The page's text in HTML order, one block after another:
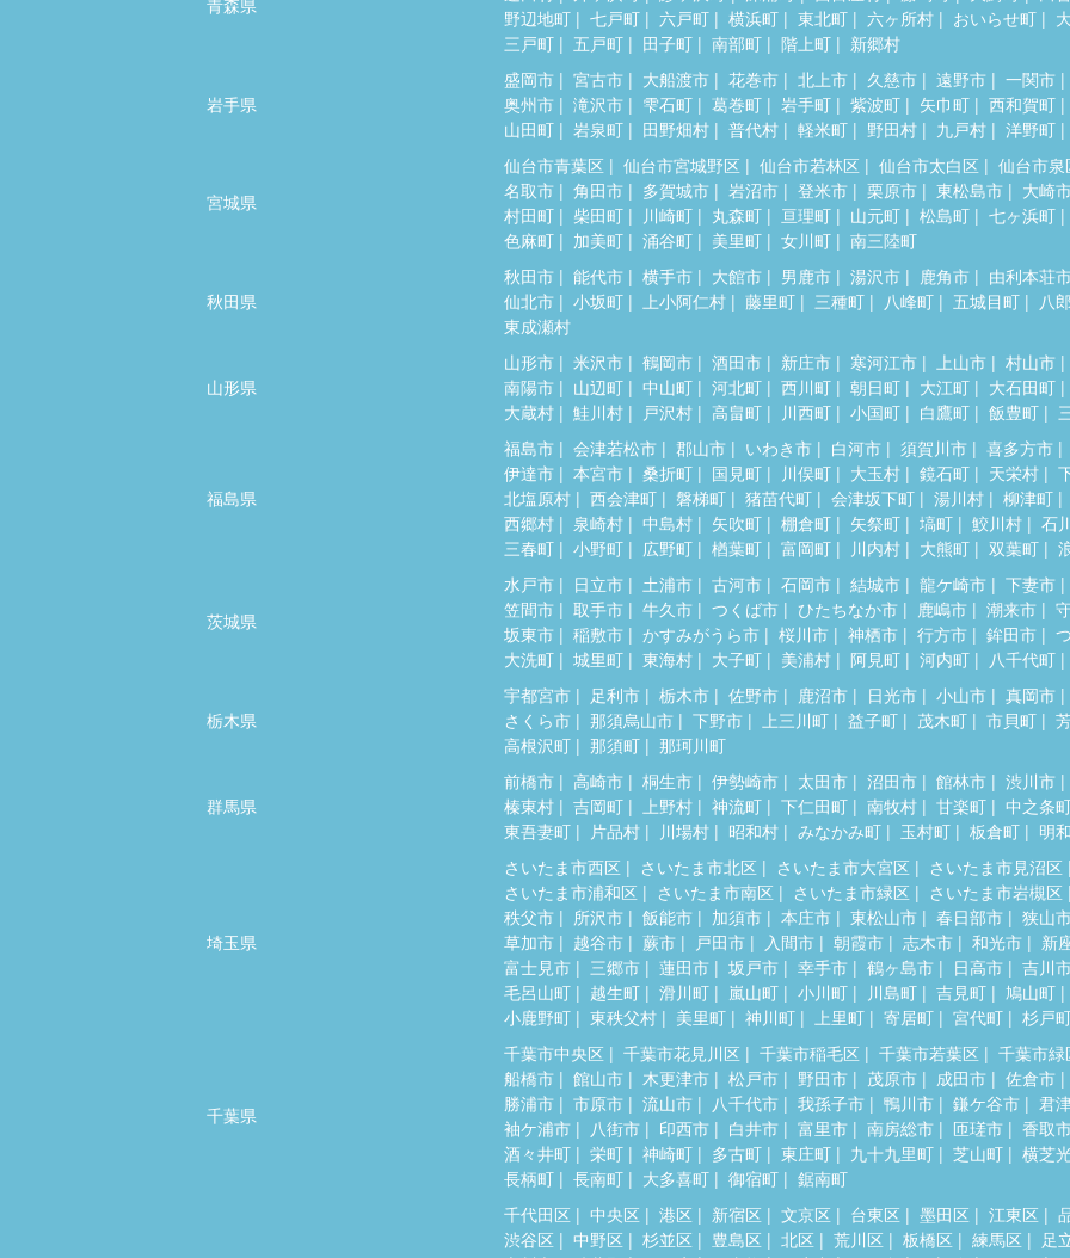
青森県
野辺地町
七戸町 六戸町 横浜町 東北町 六ヶ所村 おいらせ町
三戸町
五戸町 田子町 南部町 階上町 新郷村
岩手県
盛岡市 宮古市 大船渡市 花巻市 北上市 久慈市 遠野市
一関市
奥州市
滝沢市 雫石町 葛巻町 岩手町 紫波町 矢巾町
西和賀町
山田町
岩泉町 田野畑村 普代村 軽米町 野田村 九戸村 洋野町
宮城県
仙台市青葉区 仙台市宮城野区 仙台市若林区 仙台市太白区
仙台市泉
名取市
角田市 多賀城市 岩沼市 登米市 栗原市 東松島市
大崎
村田町
柴田町 川崎町 丸森町 亘理町 山元町 松島町
七ヶ浜町
色麻町
加美町 涌谷町 美里町 女川町 南三陸町
秋田県
秋田市 能代市 横手市 大館市 男鹿市 湯沢市 鹿角市
由利本荘
仙北市
小坂町 上小阿仁村 藤里町 三種町 八峰町 五城目町
八
東成瀬村
山形県
山形市 米沢市 鶴岡市 酒田市 新庄市 寒河江市 上山市
村山市
南陽市
山辺町 中山町 河北町 西川町 朝日町 大江町
大石田町
大蔵村
鮭川村 戸沢村 高畠町 川西町 小国町 白鷹町 飯豊町
福島県
福島市 会津若松市 郡山市 いわき市 白河市 須賀川市
喜多方市
伊達市
本宮市 桑折町 国見町 川俣町 大玉村 鏡石町 天栄村
北塩原村
西会津町 磐梯町 猪苗代町 会津坂下町 湯川村
柳津町
西郷村
泉崎村 中島村 矢吹町 棚倉町 矢祭町 塙町 鮫川村
石
三春町
小野町 広野町 楢葉町 富岡町 川内村 大熊町 双葉町
茨城県
水戸市 日立市 土浦市 古河市 石岡市 結城市 龍ケ崎市
下妻市
笠間市
取手市 牛久市 つくば市 ひたちなか市 鹿嶋市 潮来市
坂東市
稲敷市 かすみがうら市 桜川市 神栖市 行方市 鉾田市
大洗町
城里町 東海村 大子町 美浦村 阿見町 河内町 八千代町
栃木県
宇都宮市 足利市 栃木市 佐野市 鹿沼市 日光市 小山市
真岡市
さくら市
那須烏山市 下野市 上三川町 益子町 茂木町 市貝町
高根沢町
那須町 那珂川町
群馬県
前橋市 高崎市 桐生市 伊勢崎市 太田市 沼田市 館林市
渋川市
榛東村
吉岡町 上野村 神流町 下仁田町 南牧村 甘楽町
中之条
東吾妻町
片品村 川場村 昭和村 みなかみ町 玉村町 板倉町 明
埼玉県
さいたま市西区 さいたま市北区 さいたま市大宮区
さいたま市見沼区
さいたま市浦和区
さいたま市南区 さいたま市緑区
さいたま市岩槻区
秩父市
所沢市 飯能市 加須市 本庄市 東松山市 春日部市
狭山
草加市
越谷市 蕨市 戸田市 入間市 朝霞市 志木市 和光市
新
富士見市
三郷市 蓮田市 坂戸市 幸手市 鶴ヶ島市 日高市
吉川
毛呂山町
越生町 滑川町 嵐山町 小川町 川島町 吉見町
鳩山町
小鹿野町
東秩父村 美里町 神川町 上里町 寄居町 宮代町 杉戸
千葉県
千葉市中央区 千葉市花見川区 千葉市稲毛区 千葉市若葉区
千葉市緑
船橋市
館山市 木更津市 松戸市 野田市 茂原市 成田市
佐倉市
勝浦市
市原市 流山市 八千代市 我孫子市 鴨川市 鎌ケ谷市
君
袖ケ浦市
八街市 印西市 白井市 富里市 南房総市 匝瑳市
香取
酒々井町
栄町 神崎町 多古町 東庄町 九十九里町 芝山町
横芝
長柄町
長南町 大多喜町 御宿町
鋸南町
千代田区
中央区 港区 新宿区 文京区 台東区 墨田区 江東区
渋谷区
中野区 杉並区 豊島区 北区 荒川区 板橋区 練馬区
足